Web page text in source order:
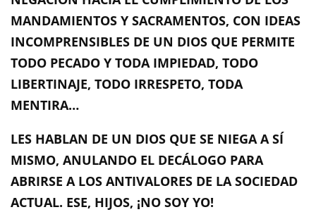
MANDAMIENTOS Y SACRAMENTOS, CON IDEAS
INCOMPRENSIBLES DE UN DIOS QUE PERMITE
TODO PECADO Y TODA IMPIEDAD, TODO
LIBERTINAJE, TODO IRRESPETO, TODA
MENTIRA…
LES HABLAN DE UN DIOS QUE SE NIEGA A SÍ
MISMO, ANULANDO EL DECÁLOGO PARA
ABRIRSE A LOS ANTIVALORES DE LA SOCIEDAD
ACTUAL. ESE, HIJOS, ¡NO SOY YO!